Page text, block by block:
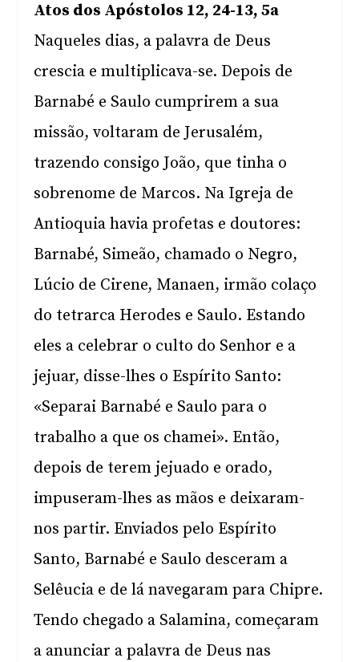
Atos dos Apóstolos 12, 24-13, 5a
Naqueles dias, a palavra de Deus
crescia e multiplicava-se. Depois de
Barnabé e Saulo cumprirem a sua
missão, voltaram de Jerusalém,
trazendo consigo João, que tinha o
sobrenome de Marcos. Na Igreja de
Antioquia havia profetas e doutores:
Barnabé, Simeão, chamado o Negro,
Lúcio de Cirene, Manaen, irmão colaço
do tetrarca Herodes e Saulo. Estando
eles a celebrar o culto do Senhor e a
jejuar, disse-lhes o Espírito Santo:
«Separai Barnabé e Saulo para o
trabalho a que os chamei». Então,
depois de terem jejuado e orado,
impuseram-lhes as mãos e deixaram-
nos partir. Enviados pelo Espírito
Santo, Barnabé e Saulo desceram a
Selêucia e de lá navegaram para Chipre.
Tendo chegado a Salamina, começaram
a anunciar a palavra de Deus nas